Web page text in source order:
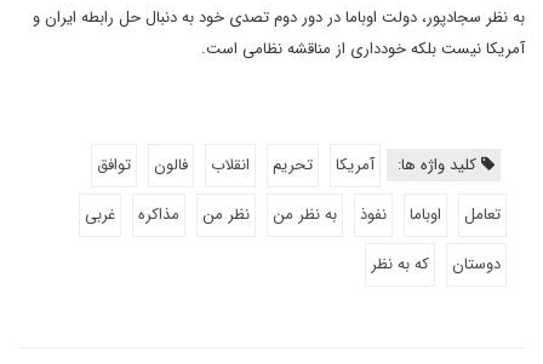
به نظر سجادپور، دولت اوباما در دور دوم تصدی خود به دنبال حل رابطه ایران و
آمریکا نیست بلکه خودداری از مناقشه نظامی است.
کلید واژه ها: آمریکا تحریم انقلاب فالون
توافق
تعامل
اوباما نفوذ به نظر من نظر من مذاکره
غربی
دوستان
که به نظر